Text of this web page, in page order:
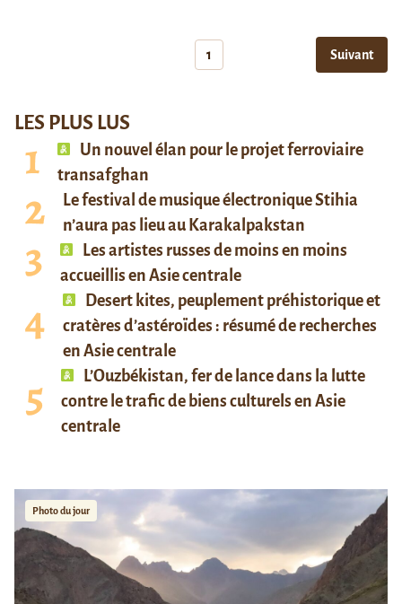
1 Suivant
LES PLUS LUS
Un nouvel élan pour le projet ferroviaire
transafghan
Le festival de musique électronique Stihia
n’aura pas lieu au Karakalpakstan
Les artistes russes de moins en moins
accueillis en Asie centrale
Desert kites, peuplement préhistorique et
cratères d’astéroïdes : résumé de recherches
en Asie centrale
L’Ouzbékistan, fer de lance dans la lutte
contre le trafic de biens culturels en Asie
centrale
Photo du jour